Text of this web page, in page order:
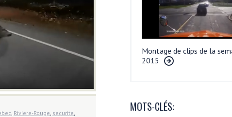
Riviere-Rouge securite
Montage de clips de la
2015
MOTS-CLÉS: